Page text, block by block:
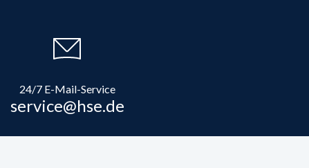
24/7 E-Mail-Service
service@hse.de